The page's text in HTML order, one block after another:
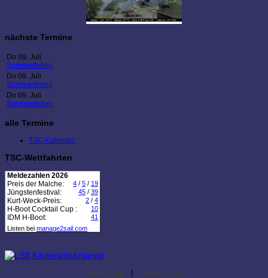
nächste Termine
Do 09. Juli
Sommerferien
Do 09. Juli
Sommerferien
Do 09. Juli
Sommerferien
alle Termine
TSC-Kalender
TSC-Wettfahrten
Meldezahlen 2026
Preis der Malche:
4 / 5 / 19
Jüngstenfestival: 45 / 39
Kurt-Weck-Preis: 2 / 4
H-Boot Cocktail Cup : 10
IDM H-Boot:
41
Listen bei manage2sail.com
Impressum | Datenschutz